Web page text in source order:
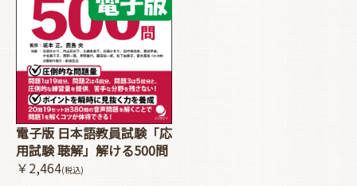
電子版 日本語教員試験「応
用試験 聴解」解ける500問
￥2,464(税込)